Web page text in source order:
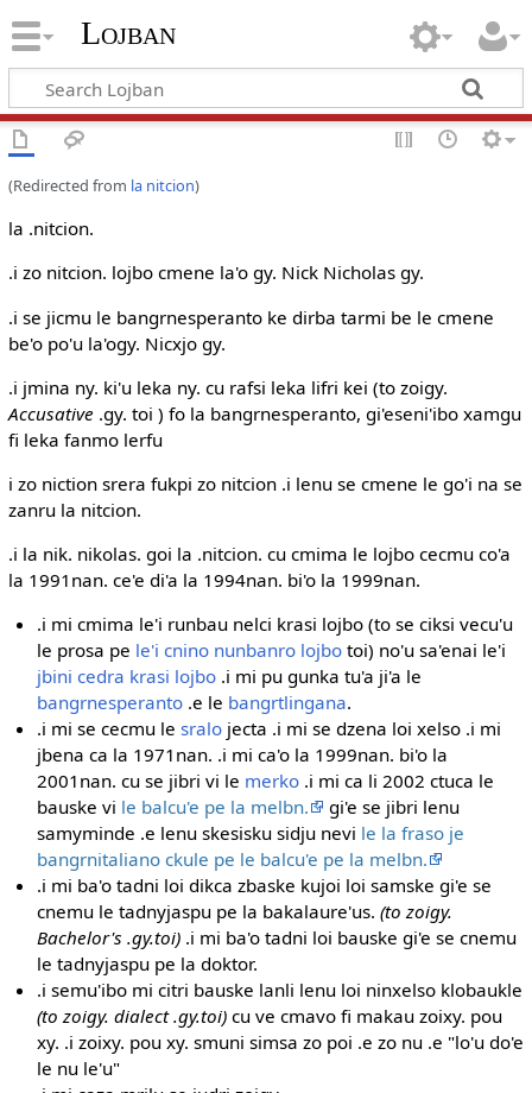
Lojban
(Redirected from la nitcion)
la .nitcion.
.i zo nitcion. lojbo cmene la'o gy. Nick Nicholas gy.
.i se jicmu le bangrnesperanto ke dirba tarmi be le cmene
be'o po'u la'ogy. Nicxjo gy.
.i jmina ny. ki'u leka ny. cu rafsi leka lifri kei (to zoigy.
Accusative .gy. toi ) fo la bangrnesperanto, gi'eseni'ibo xamgu
fi leka fanmo lerfu
i zo niction srera fukpi zo nitcion .i lenu se cmene le go'i na se
zanru la nitcion.
.i la nik. nikolas. goi la .nitcion. cu cmima le lojbo cecmu co'a
la 1991nan. ce'e di'a la 1994nan. bi'o la 1999nan.
.i mi cmima le'i runbau nelci krasi lojbo (to se ciksi vecu'u
le prosa pe le'i cnino nunbanro lojbo toi) no'u sa'enai le'i
jbini cedra krasi lojbo .i mi pu gunka tu'a ji'a le
bangrnesperanto .e le bangrtlingana.
.i mi se cecmu lesralo jecta .i mi se dzena loi xelso .i mi
jbena ca la 1971nan. .i mi ca'o la 1999nan. bi'o la
2001nan. cu se jibri vi le merko .i mi ca li 2002 ctuca le
bauske vi le balcu'e pe la melbn.
gi'e se jibri lenu
samyminde .e lenu skesisku sidju nevi le la fraso je
bangrnitaliano ckule pe le balcu'e pe la melbn.
.i mi ba'o tadni loi dikca zbaske kujoi loi samske gi'e se
cnemu le tadnyjaspu pe la bakalaure'us.(to zoigy.
Bachelor's .gy.toi) .i mi ba'o tadni loi bauske gi'e se cnemu
le tadnyjaspu pe la doktor.
.i semu'ibo mi citri bauske lanli lenu loi ninxelso klobaukle
(to zoigy. dialect .gy.toi) cu ve cmavo fi makau zoixy. pou
xy. .i zoixy. pou xy. smuni simsa zo poi .e zo nu .e "lo'u do'e
le nu le'u"